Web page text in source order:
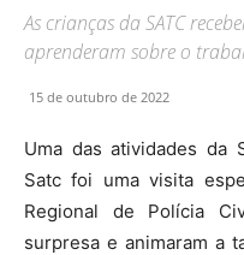
As crianças da SATC
aprenderam sobre o
15 de outubro de 2022
Uma das atividades da
Satc foi uma visita
Regional de Polícia
surpresa e animaram a